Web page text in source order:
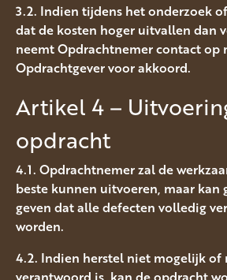
3.2. Indien tijdens het onderzoek
dat de kosten hoger uitvallen dan
neemt Opdrachtnemer contact op
Opdrachtgever voor akkoord.
Artikel 4 –
opdracht
4.1. Opdrachtnemer zal de
beste kunnen uitvoeren, maar kan
geven dat alle defecten volledig
worden.
4.2. Indien herstel niet mogelijk of